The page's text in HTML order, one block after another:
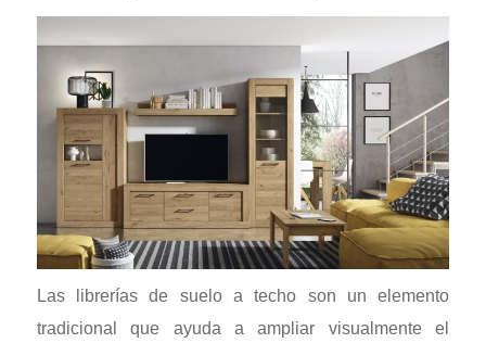
Las librerías de suelo a techo son un elemento
tradicional que ayuda a ampliar visualmente el